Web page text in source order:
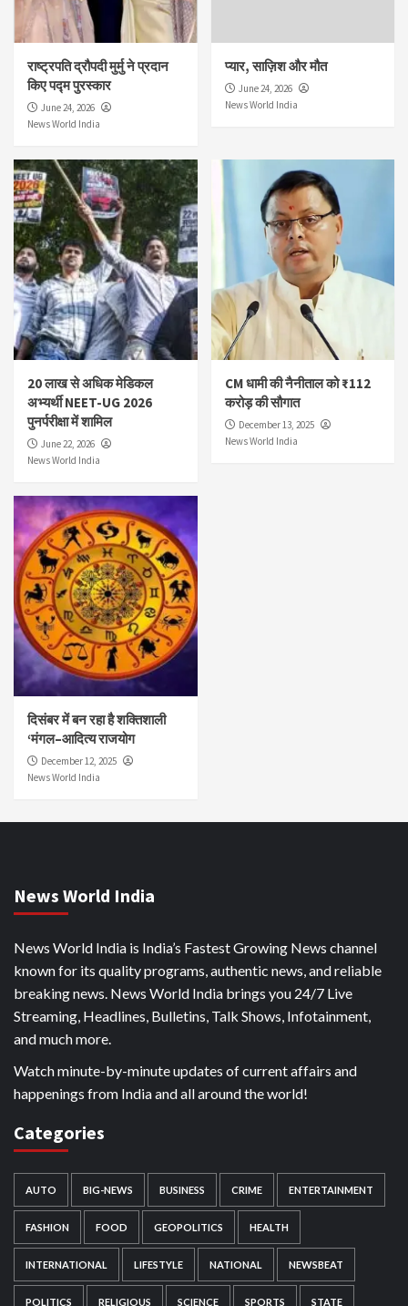
राष्ट्रपति द्रौपदी मुर्मु ने प्रदान
किए पद्म पुरस्कार
June 24, 2026
News World India
प्यार, साज़िश और मौत
June 24, 2026
News World India
20 लाख से अधिक मेडिकल
अभ्यर्थी NEET-UG 2026
पुनर्परीक्षा में शामिल
June 22, 2026
News World India
CM धामी की नैनीताल को ₹112
करोड़ की सौगात
December 13, 2025
News World India
दिसंबर में बन रहा है शक्तिशाली
‘मंगल–आदित्य राजयोग
December 12, 2025
News World India
News World India
News World India is India’s Fastest Growing News channel
known for its quality programs, authentic news, and reliable
breaking news. News World India brings you 24/7 Live
Streaming, Headlines, Bulletins, Talk Shows, Infotainment,
and much more.
Watch minute-by-minute updates of current affairs and
happenings from India and all around the world!
Categories
AUTO BIG-NEWS BUSINESS CRIME ENTERTAINMENT
FASHION FOOD GEOPOLITICS HEALTH
INTERNATIONAL LIFESTYLE NATIONAL NEWSBEAT
POLITICS RELIGIOUS SCIENCE SPORTS STATE